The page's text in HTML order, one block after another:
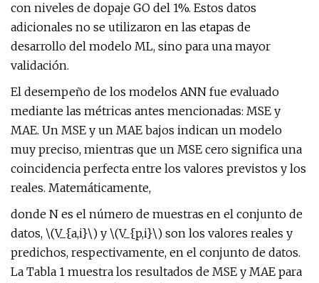
con niveles de dopaje GO del 1%. Estos datos
adicionales no se utilizaron en las etapas de
desarrollo del modelo ML, sino para una mayor
validación.
El desempeño de los modelos ANN fue evaluado
mediante las métricas antes mencionadas: MSE y
MAE. Un MSE y un MAE bajos indican un modelo
muy preciso, mientras que un MSE cero significa una
coincidencia perfecta entre los valores previstos y los
reales. Matemáticamente,
donde N es el número de muestras en el conjunto de
datos, \(V_{a,i}\) y \(V_{p,i}\) son los valores reales y
predichos, respectivamente, en el conjunto de datos.
La Tabla 1 muestra los resultados de MSE y MAE para